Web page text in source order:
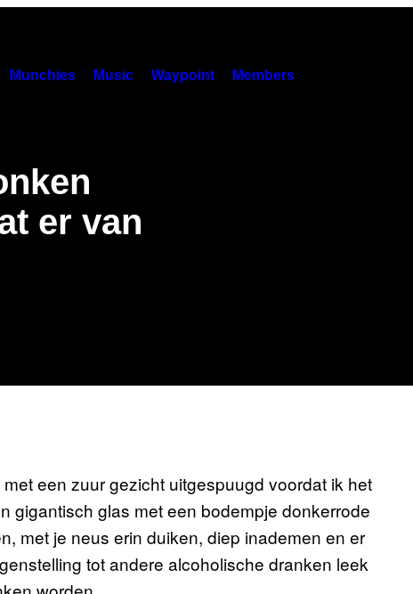
Munchies Music Waypoint Members
er van
een zuur gezicht uitgespuugd voordat ik het
gigantisch glas met een bodempje donkerrode
met je neus erin duiken, diep inademen en er
tot andere alcoholische dranken leek